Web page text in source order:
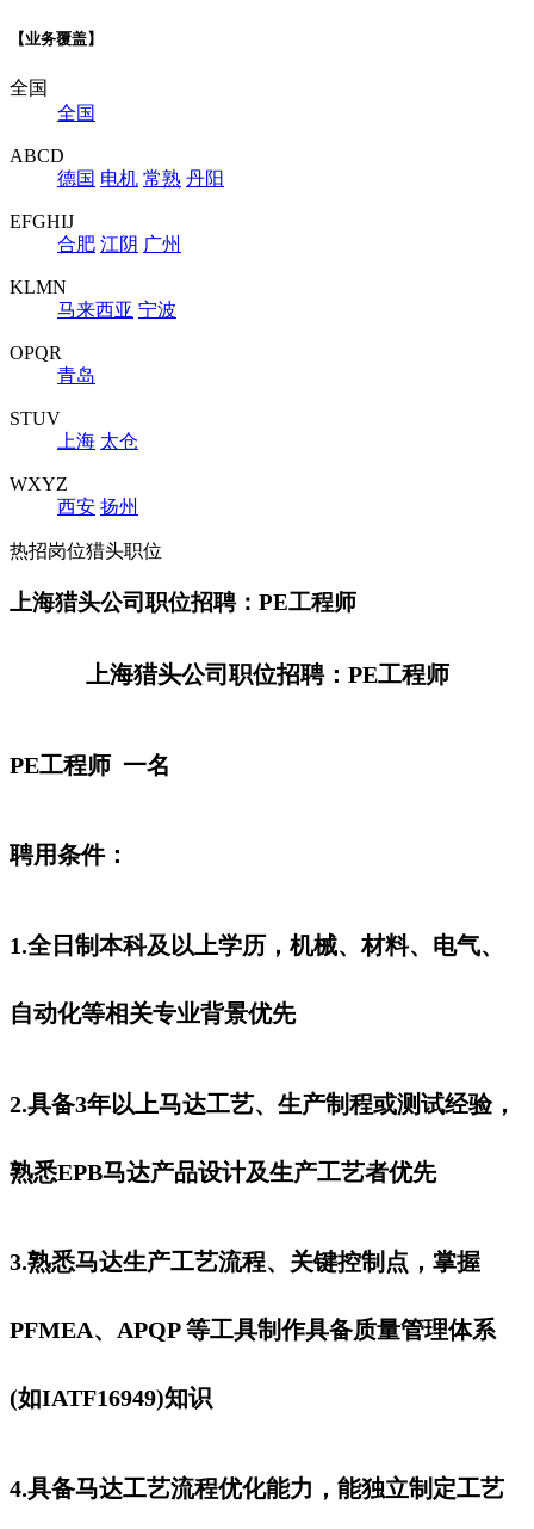
【业务覆盖】
全国
全国
ABCD
德国 电机 常熟 丹阳
EFGHIJ
合肥 江阴 广州
KLMN
马来西亚 宁波
OPQR
青岛
STUV
上海 太仓
WXYZ
西安 扬州
热招岗位猎头职位
上海猎头公司职位招聘：PE工程师
上海猎头公司职位招聘：PE工程师
PE工程师 一名
聘用条件：
1.全日制本科及以上学历，机械、材料、电气、
自动化等相关专业背景优先
2.具备3年以上马达工艺、生产制程或测试经验，
熟悉EPB马达产品设计及生产工艺者优先
3.熟悉马达生产工艺流程、关键控制点，掌握
PFMEA、APQP 等工具制作具备质量管理体系
(如IATF16949)知识
4.具备马达工艺流程优化能力，能独立制定工艺